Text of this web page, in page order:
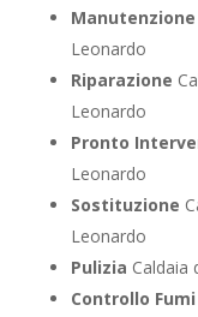
Manutenzione
Leonardo
Riparazione
Leonardo
Pronto
Leonardo
Sostituzione
Leonardo
Pulizia Caldaia
Controllo Fumi